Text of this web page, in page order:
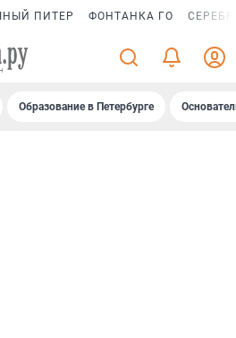
ПИТЕР ФОНТАНКА ГО
Образование в Петербурге